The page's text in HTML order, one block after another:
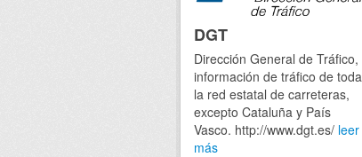
DGT
Dirección General de Tráfico,
información de tráfico de toda
la red estatal de carreteras,
excepto Cataluña y País
Vasco. http://www.dgt.es/ leer
más